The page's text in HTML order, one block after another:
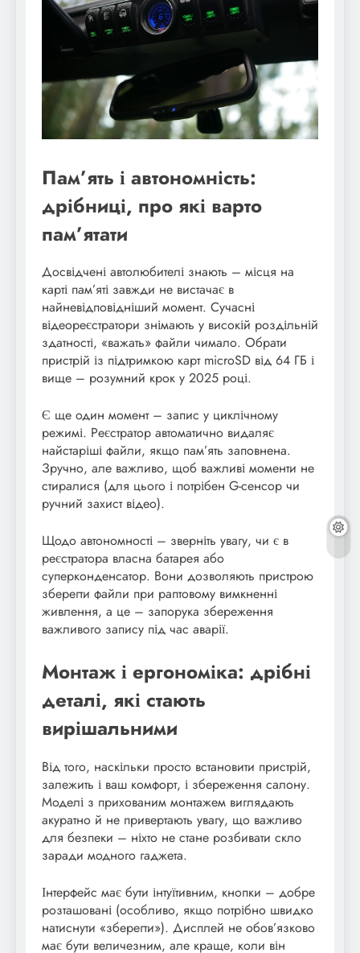
Пам’ять і автономність:
дрібниці, про які варто
пам’ятати
Досвідчені автолюбителі знають – місця на
карті пам’яті завжди не вистачає в
найневідповідніший момент. Сучасні
відеореєстратори знімають у високій роздільній
здатності, «важать» файли чимало. Обрати
пристрій із підтримкою карт microSD від 64 ГБ і
вище – розумний крок у 2025 році.
Є ще один момент – запис у циклічному
режимі. Реєстратор автоматично видаляє
найстаріші файли, якщо пам’ять заповнена.
Зручно, але важливо, щоб важливі моменти не
стиралися (для цього і потрібен G-сенсор чи
ручний захист відео).
Щодо автономності – зверніть увагу, чи є в
реєстратора власна батарея або
суперконденсатор. Вони дозволяють пристрою
зберегти файли при раптовому вимкненні
живлення, а це – запорука збереження
важливого запису під час аварії.
Монтаж і ергономіка: дрібні
деталі, які стають
вирішальними
Від того, наскільки просто встановити пристрій,
залежить і ваш комфорт, і збереження салону.
Моделі з прихованим монтажем виглядають
акуратно й не привертають увагу, що важливо
для безпеки – ніхто не стане розбивати скло
заради модного гаджета.
Інтерфейс має бути інтуїтивним, кнопки – добре
розташовані (особливо, якщо потрібно швидко
натиснути «зберегти»). Дисплей не обов’язково
має бути величезним, але краще, коли він